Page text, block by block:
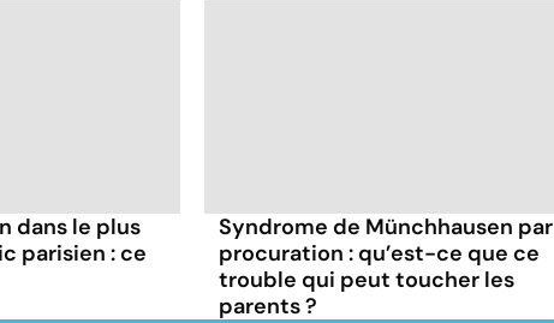
dans le plus
parisien : ce
Syndrome de Münchhausen par
procuration : qu’est-ce que ce
trouble qui peut toucher les
parents ?